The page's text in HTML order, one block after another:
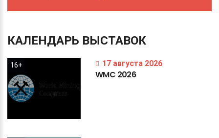
КАЛЕНДАРЬ ВЫСТАВОК
16+ 17 августа 2026
WMC 2026